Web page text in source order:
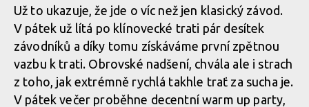
Už to ukazuje, že jde o víc než jen klasický závod.
V pátek už lítá po klínovecké trati pár desítek
závodníků a díky tomu získáváme první zpětnou
vazbu k trati. Obrovské nadšení, chvála ale i strach
z toho, jak extrémně rychlá takhle trať za sucha je.
V pátek večer proběhne decentní warm up party,